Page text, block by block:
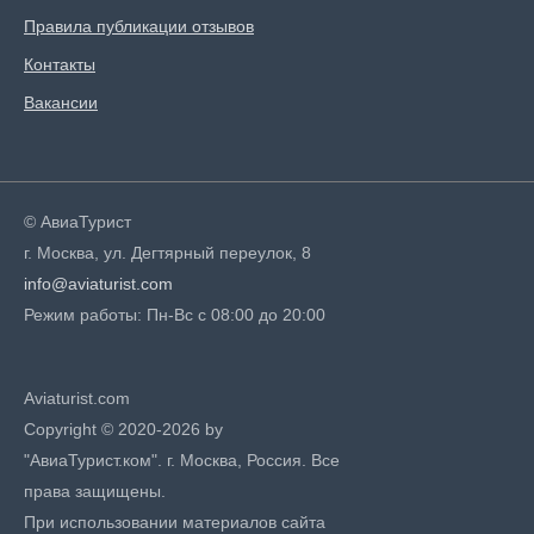
Правила публикации отзывов
Контакты
Вакансии
© АвиаТурист
г. Москва, ул. Дегтярный переулок, 8
info@aviaturist.com
Режим работы: Пн-Вс с 08:00 до 20:00
Aviaturist.com
Copyright © 2020-2026 by
"АвиаТурист.ком". г. Москва, Россия. Все
права защищены.
При использовании материалов сайта